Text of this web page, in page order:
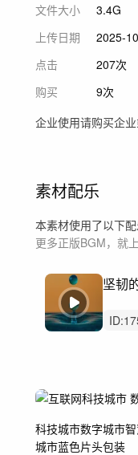
文件大小
3.4G
上传日期
2025-
点击
207次
购买
9次
企业使用请购买企
素材配乐
本素材使用了以下
更多正版BGM，就
坚韧
ID:
科技城市数字城市
城市蓝色片头包装